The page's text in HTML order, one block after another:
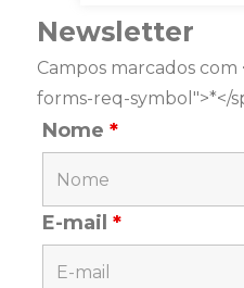
Newsletter
Campos marcados com
forms-req-symbol">*</
Nome*
E-mail*